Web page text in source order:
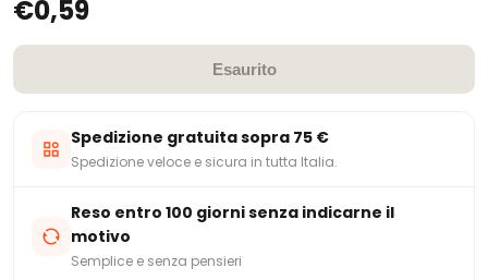
€0,59
Esaurito
Spedizione gratuita sopra 75 €
Spedizione veloce e sicura in tutta Italia.
Reso entro 100 giorni senza indicarne il
motivo
Semplice e senza pensieri